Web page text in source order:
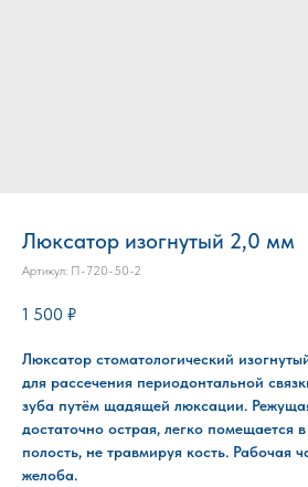
Люксатор изогнутый 2,0 мм
Артикул: П-720-50-2
1 500 ₽
Люксатор стоматологический
для рассечения периодонтальной
зуба путём щадящей люксации.
достаточно острая, легко помещается
полость, не травмируя кость. Рабочая
желоба.